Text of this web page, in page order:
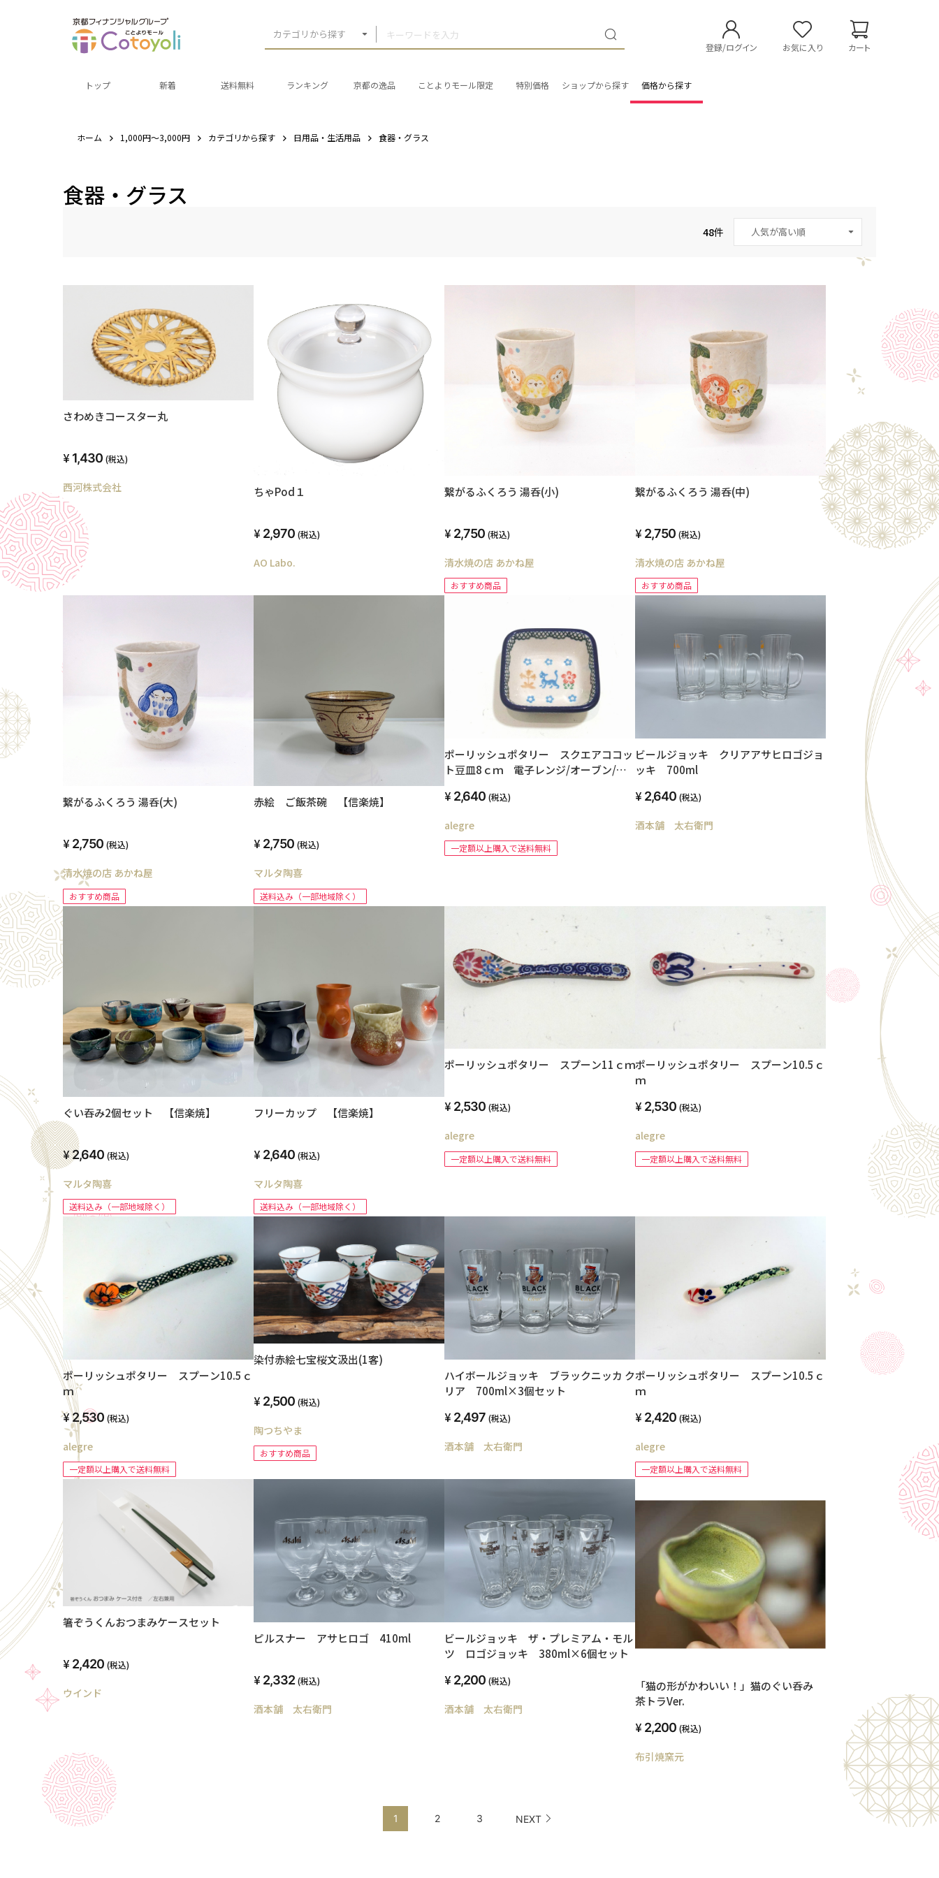
カテゴリから探す
登録/ログイン お気に入り カート
トップ 新着 送料無料 ランキング 京都の逸品 ことよりモール限定 特別価格 ショップから探す 価格から探す
ホーム 1,000円～3,000円 カテゴリから探す 日用品・生活用品 食器・グラス
食器・グラス
48件
さわめきコースター丸
1,430 (税込)
西河株式会社 ちゃPod１
2,970 (税込)
AO Labo.
繋がるふくろう 湯呑(小)
2,750 (税込)
清水焼の店 あかね屋
おすすめ商品
繋がるふくろう 湯呑(中)
2,750 (税込)
清水焼の店 あかね屋
おすすめ商品
繋がるふくろう 湯呑(大)
2,750 (税込)
清水焼の店 あかね屋
おすすめ商品
赤絵 ご飯茶碗 【信楽焼】
2,750 (税込)
マルタ陶喜
送料込み（一部地域除く）
ポーリッシュポタリー スクエアココッ
ト豆皿8ｃｍ 電子レンジ/オーブン/食
2,640 (税込)
alegre
一定額以上購入で送料無料
ビールジョッキ クリアアサヒロゴジョ
ッキ 700ml
2,640 (税込)
酒本舗 太右衛門
ぐい吞み2個セット 【信楽焼】
2,640 (税込)
マルタ陶喜
送料込み（一部地域除く）
フリーカップ 【信楽焼】
2,640 (税込)
マルタ陶喜
送料込み（一部地域除く）
ポーリッシュポタリー スプーン11ｃｍ
2,530 (税込)
alegre
一定額以上購入で送料無料
ポーリッシュポタリー スプーン10.5ｃ
ｍ
2,530 (税込)
alegre
一定額以上購入で送料無料
ポーリッシュポタリー スプーン10.5ｃ
ｍ
2,530 (税込)
alegre
一定額以上購入で送料無料
染付赤絵七宝桜文汲出(1客)
2,500 (税込)
陶つちやま
おすすめ商品
ハイボールジョッキ ブラックニッカ ク
リア 700ml×3個セット
2,497 (税込)
酒本舗 太右衛門
ポーリッシュポタリー スプーン10.5ｃ
ｍ
2,420 (税込)
alegre
一定額以上購入で送料無料
箸ぞうくんおつまみケースセット
2,420 (税込)
ウインド
ピルスナー アサヒロゴ 410ml
2,332 (税込)
酒本舗 太右衛門
ビールジョッキ ザ・プレミアム・モル
ツ ロゴジョッキ 380ml×6個セット
2,200 (税込)
酒本舗 太右衛門
「猫の形がかわいい！」猫のぐい呑み
茶トラVer.
2,200 (税込)
布引焼窯元
1 2 3 NEXT